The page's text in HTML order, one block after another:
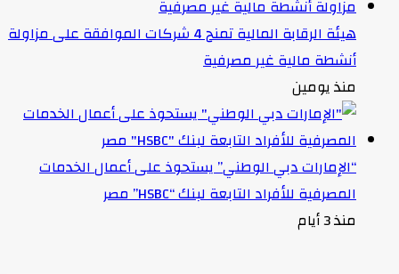
هيئة الرقابة المالية تمنح 4 شركات الموافقة على مزاولة
أنشطة مالية غير مصرفية
منذ يومين
“الإمارات دبي الوطني” يستحوذ على أعمال الخدمات
المصرفية للأفراد التابعة لبنك “HSBC” مصر
منذ 3 أيام